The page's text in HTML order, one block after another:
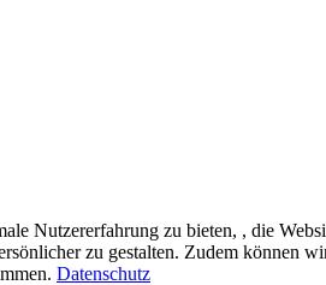
Nutzererfahrung zu bieten, , die
zu gestalten. Zudem können
Datenschutz